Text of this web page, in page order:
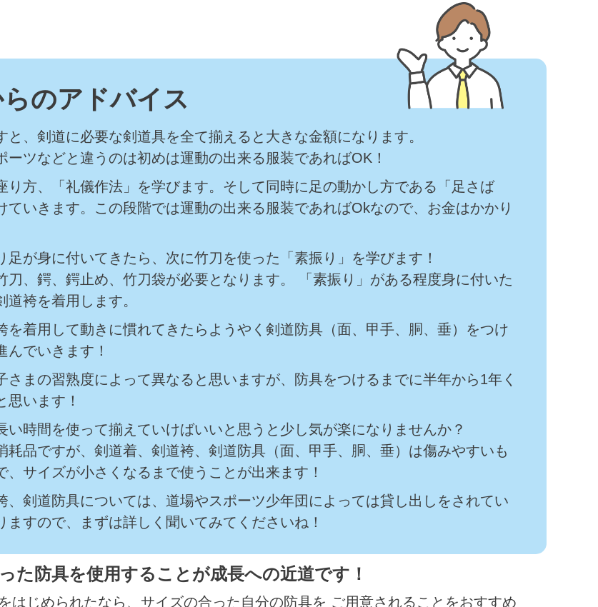
のアドバイス
と、剣道に必要な剣道具を全て揃えると大きな金額になります。
ーツなどと違うのは初めは運動の出来る服装であればOK！
り方、「礼儀作法」を学びます。そして同時に足の動かし方である「足さば
ていきます。この段階では運動の出来る服装であればOkなので、お金はかかり
足が身に付いてきたら、次に竹刀を使った「素振り」を学びます！
刀、鍔、鍔止め、竹刀袋が必要となります。 「素振り」がある程度身に付いた
道袴を着用します。
を着用して動きに慣れてきたらようやく剣道防具（面、甲手、胴、垂）をつけ
んでいきます！
さまの習熟度によって異なると思いますが、防具をつけるまでに半年から1年く
思います！
い時間を使って揃えていけばいいと思うと少し気が楽になりませんか？
耗品ですが、剣道着、剣道袴、剣道防具（面、甲手、胴、垂）は傷みやすいも
、サイズが小さくなるまで使うことが出来ます！
、剣道防具については、道場やスポーツ少年団によっては貸し出しをされてい
ますので、まずは詳しく聞いてみてくださいね！
た防具を使用することが成長への近道です！
はじめられたなら、サイズの合った自分の防具を ご用意されることをおすすめ